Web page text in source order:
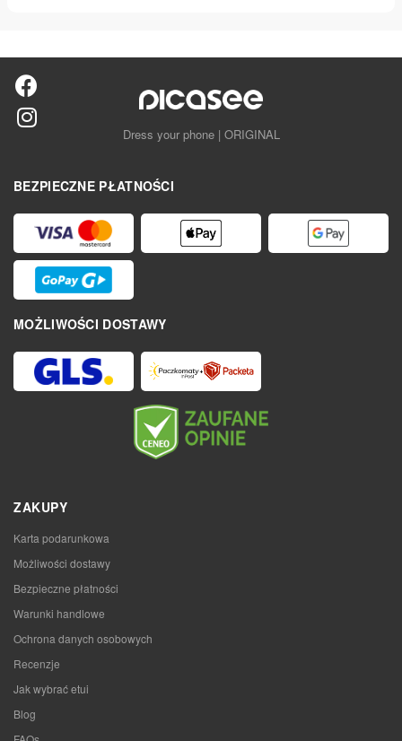
Dress your phone | ORIGINAL
BEZPIECZNE PŁATNOŚCI
MOŻLIWOŚCI DOSTAWY
ZAKUPY
Karta podarunkowa
Możliwości dostawy
Bezpieczne płatności
Warunki handlowe
Ochrona danych osobowych
Recenzje
Jak wybrać etui
Blog